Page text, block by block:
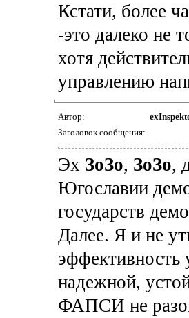
Кстати, более
-это далеко не
хотя
управлению
Автор:
Заголовок сообщения:
Эх ЗоЗо, ЗоЗо,
Югославии
государств
Далее. Я и не
эффективность
надежной,
ФАПСИ не